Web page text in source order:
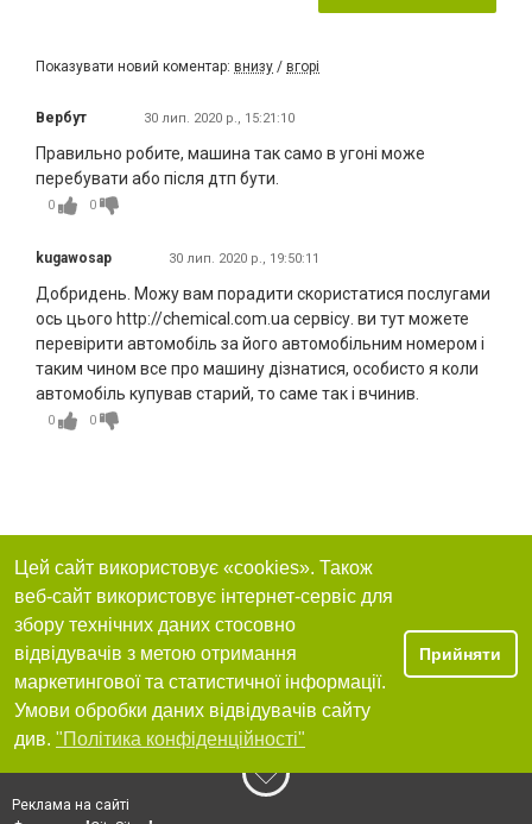
Показувати новий коментар: внизу / вгорі
Вербут 30 лип. 2020 р., 15:21:10
Правильно робите, машина так само в угоні може
перебувати або після дтп бути.
0 0
kugawosap 30 лип. 2020 р., 19:50:11
Добридень. Можу вам порадити скористатися послугами
ось цього http://chemical.com.ua сервісу. ви тут можете
перевірити автомобіль за його автомобільним номером і
таким чином все про машину дізнатися, особисто я коли
автомобіль купував старий, то саме так і вчинив.
0 0
Цей сайт використовує «cookies». Також
веб-сайт використовує інтернет-сервіс для
збору технічних даних стосовно
відвідувачів з метою отримання
маркетингової та статистичної інформації.
Умови обробки даних відвідувачів сайту
див. "Політика конфіденційності"
Прийняти
Реклама на сайті